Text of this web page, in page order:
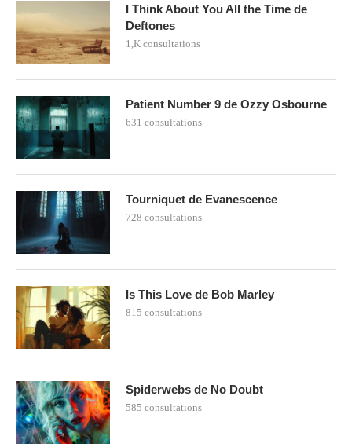
I Think About You All the Time de
Deftones
1,K consultations
Patient Number 9 de Ozzy Osbourne
631 consultations
Tourniquet de Evanescence
728 consultations
Is This Love de Bob Marley
815 consultations
Spiderwebs de No Doubt
585 consultations